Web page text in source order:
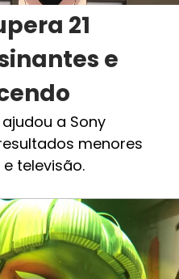
21
e
a Sony
menores
televisão.